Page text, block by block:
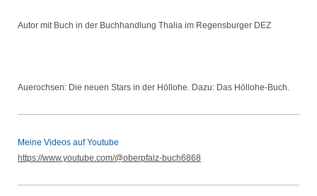
Autor mit Buch in der Buchhandlung Thalia im Regensburger DEZ
Auerochsen: Die neuen Stars in der Höllohe. Dazu: Das Höllohe-Buch.
Meine Videos auf Youtube
https://www.youtube.com/@oberpfalz-buch6868